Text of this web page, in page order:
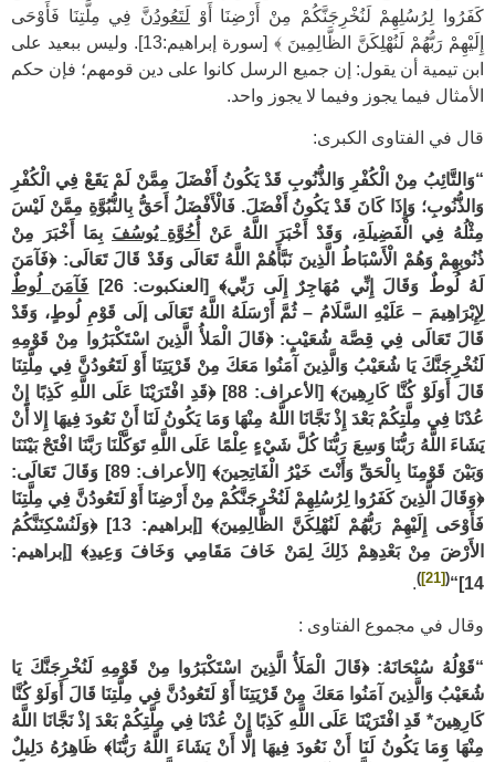
كَفَرُوا لِرُسُلِهِمْ لَنُخْرِجَنَّكُمْ مِنْ أَرْضِنَا أَوْ لَتَعُودُنَّ فِي مِلَّتِنَا فَأَوْحَى
إِلَيْهِمْ رَبُّهُمْ لَنُهْلِكَنَّ الظَّالِمِينَ ﴾ [سورة إبراهيم:13]. وليس ببعيد على
ابن تيمية أن يقول: إن جميع الرسل كانوا على دين قومهم؛ فإن حكم
الأمثال فيما يجوز وفيما لا يجوز واحد.
قال في الفتاوى الكبرى:
“وَالتَّائِبُ مِنْ الْكُفْرِ وَالذُّنُوبِ قَدْ يَكُونُ أَفْضَلَ مِمَّنْ لَمْ يَقَعْ فِي الْكُفْرِ
وَالذُّنُوبِ؛ وَإِذَا كَانَ قَدْ يَكُونُ أَفْضَلَ. فَالْأَفْضَلُ أَحَقُّ بِالنُّبُوَّةِ مِمَّنْ لَيْسَ
مِثْلُهُ فِي الْفَضِيلَةِ، وَقَدْ أَخْبَرَ اللَّهُ عَنْ
أُخُوَّةِ يُوسُفَ بِمَا أَخْبَرَ مِنْ
ذُنُوبِهِمْ وَهُمْ الْأَسْبَاطُ الَّذِينَ نَبَّأَهُمْ اللَّهُ تَعَالَى وَقَدْ قَالَ تَعَالَى: ﴿فَآمَنَ
لَهُ لُوطٌ وَقَالَ إِنِّي مُهَاجِرٌ إِلَى رَبِّي﴾
[العنكبوت: 26]
فَآمَنَ لُوطٌ
لِإِبْرَاهِيمَ – عَلَيْهِ السَّلَامُ – ثُمَّ أَرْسَلَهُ اللَّهُ تَعَالَى إلَى قَوْمِ لُوطٍ، وَقَدْ
قَالَ تَعَالَى فِي قِصَّة شُعَيْبٍ: ﴿قَالَ الْمَلأُ الَّذِينَ اسْتَكْبَرُوا مِنْ قَوْمِهِ
لَنُخْرِجَنَّكَ يَا شُعَيْبُ وَالَّذِينَ آمَنُوا مَعَكَ مِنْ قَرْيَتِنَا أَوْ لَتَعُودُنَّ فِي مِلَّتِنَا
قَالَ أَوَلَوْ كُنَّا كَارِهِينَ﴾ [الأعراف: 88]
﴿قَدِ افْتَرَيْنَا عَلَى اللَّهِ كَذِبًا إِنْ
عُدْنَا فِي مِلَّتِكُمْ بَعْدَ إِذْ نَجَّانَا اللَّهُ مِنْهَا وَمَا يَكُونُ لَنَا أَنْ نَعُودَ فِيهَا إِلا أَنْ
يَشَاءَ اللَّهُ رَبُّنَا وَسِعَ رَبُّنَا كُلَّ شَيْءٍ عِلْمًا عَلَى اللَّهِ تَوَكَّلْنَا رَبَّنَا افْتَحْ بَيْنَنَا
وَبَيْنَ قَوْمِنَا بِالْحَقِّ وَأَنْتَ خَيْرُ الْفَاتِحِينَ﴾ [الأعراف: 89]
وَقَالَ تَعَالَى:
﴿وَقَالَ الَّذِينَ كَفَرُوا لِرُسُلِهِمْ لَنُخْرِجَنَّكُمْ مِنْ أَرْضِنَا أَوْ لَتَعُودُنَّ فِي مِلَّتِنَا
فَأَوْحَى إِلَيْهِمْ رَبُّهُمْ لَنُهْلِكَنَّ الظَّالِمِينَ﴾ [إبراهيم: 13]
﴿وَلَنُسْكِنَنَّكُمُ
الأَرْضَ مِنْ بَعْدِهِمْ ذَلِكَ لِمَنْ خَافَ مَقَامِي وَخَافَ وَعِيدِ﴾ [إبراهيم:
14]
“
(
[21]
)
.
وقال في مجموع الفتاوى :
“قَوْلُهُ سُبْحَانَهُ: ﴿قَالَ الْمَلَأُ الَّذِينَ اسْتَكْبَرُوا مِنْ قَوْمِهِ لَنُخْرِجَنَّكَ يَا
شُعَيْبُ وَالَّذِينَ آمَنُوا مَعَكَ مِنْ قَرْيَتِنَا أَوْ لَتَعُودُنَّ فِي مِلَّتِنَا قَالَ أَوَلَوْ كُنَّا
كَارِهِينَ* قَدِ افْتَرَيْنَا عَلَى اللَّهِ كَذِبًا إنْ عُدْنَا فِي مِلَّتِكُمْ بَعْدَ إذْ نَجَّانَا اللَّهُ
مِنْهَا وَمَا يَكُونُ لَنَا أَنْ نَعُودَ فِيهَا إلَّا أَنْ يَشَاءَ اللَّهُ رَبُّنَا﴾ ظَاهِرُهُ دَلِيلٌ